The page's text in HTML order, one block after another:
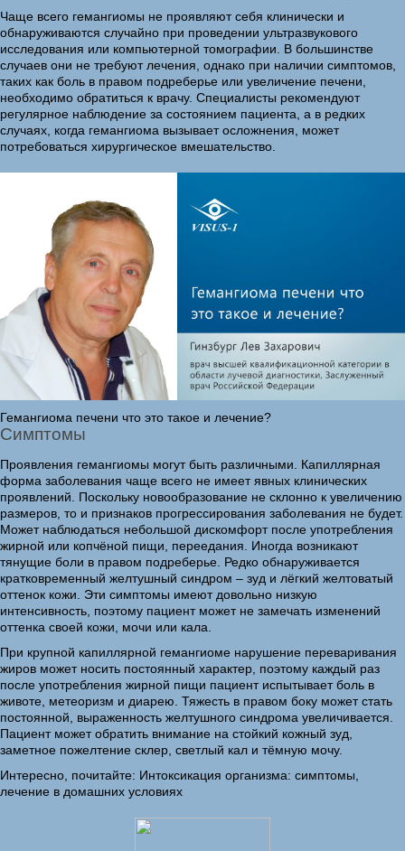
Чаще всего гемангиомы не проявляют себя клинически и
обнаруживаются случайно при проведении ультразвукового
исследования или компьютерной томографии. В большинстве
случаев они не требуют лечения, однако при наличии симптомов,
таких как боль в правом подреберье или увеличение печени,
необходимо обратиться к врачу. Специалисты рекомендуют
регулярное наблюдение за состоянием пациента, а в редких
случаях, когда гемангиома вызывает осложнения, может
потребоваться хирургическое вмешательство.
Гемангиома печени что это такое и лечение?
Симптомы
Проявления гемангиомы могут быть различными. Капиллярная
форма заболевания чаще всего не имеет явных клинических
проявлений. Поскольку новообразование не склонно к увеличению
размеров, то и признаков прогрессирования заболевания не будет.
Может наблюдаться небольшой дискомфорт после употребления
жирной или копчёной пищи, переедания. Иногда возникают
тянущие боли в правом подреберье. Редко обнаруживается
кратковременный желтушный синдром – зуд и лёгкий желтоватый
оттенок кожи. Эти симптомы имеют довольно низкую
интенсивность, поэтому пациент может не замечать изменений
оттенка своей кожи, мочи или кала.
При крупной капиллярной гемангиоме нарушение переваривания
жиров может носить постоянный характер, поэтому каждый раз
после употребления жирной пищи пациент испытывает боль в
животе, метеоризм и диарею. Тяжесть в правом боку может стать
постоянной, выраженность желтушного синдрома увеличивается.
Пациент может обратить внимание на стойкий кожный зуд,
заметное пожелтение склер, светлый кал и тёмную мочу.
Интересно, почитайте: Интоксикация организма: симптомы,
лечение в домашних условиях